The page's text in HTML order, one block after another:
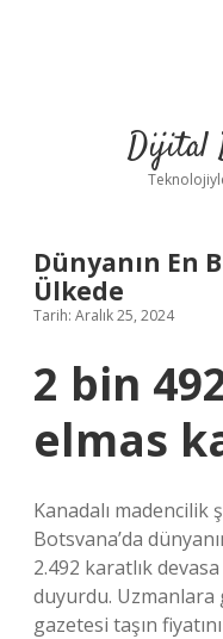
Dijital
Dünyanın En
Ülkede
Tarih: Aralık 25, 2024
2 bin
elmas
Kanadalı madencilik
Botsvana’da
2.492 karatlık
duyurdu. Uzmanlara
gazetesi taşın